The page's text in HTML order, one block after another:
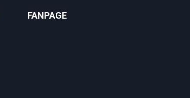
FANPAGE